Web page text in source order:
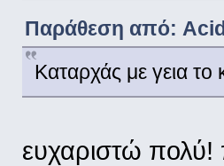
Παράθεση από:
Καταρχάς με γεια το
ευχαριστώ